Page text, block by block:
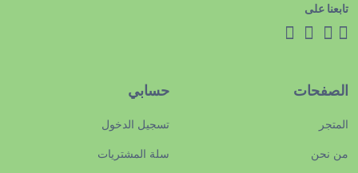
تابعنا على
الصفحات
المتجر
من نحن
حسابي
تسجيل الدخول
سلة المشتريات